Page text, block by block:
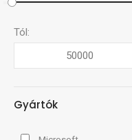
Tól:
Gyártók